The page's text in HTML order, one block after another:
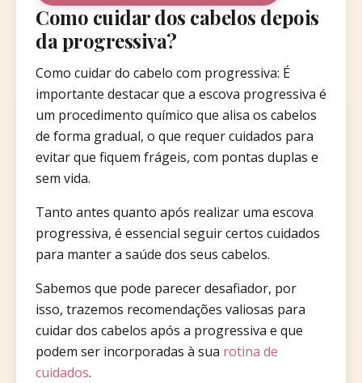
Como cuidar dos cabelos depois
da progressiva?
Como cuidar do cabelo com progressiva: É
importante destacar que a escova progressiva é
um procedimento químico que alisa os cabelos
de forma gradual, o que requer cuidados para
evitar que fiquem frágeis, com pontas duplas e
sem vida.
Tanto antes quanto após realizar uma escova
progressiva, é essencial seguir certos cuidados
para manter a saúde dos seus cabelos.
Sabemos que pode parecer desafiador, por
isso, trazemos recomendações valiosas para
cuidar dos cabelos após a progressiva e que
podem ser incorporadas à sua rotina de
cuidados.